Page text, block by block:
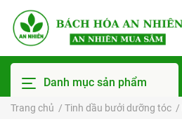
Danh mục sản phẩm
Trang chủ / Tinh dầu bưởi dưỡng tóc /